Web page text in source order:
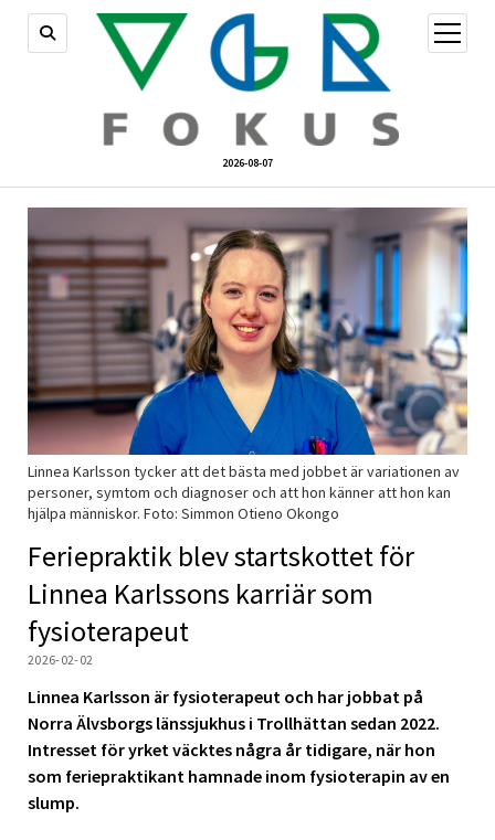
2026-08-07
öppna
meny
Linnea Karlsson tycker att det bästa med jobbet är variationen av
personer, symtom och diagnoser och att hon känner att hon kan
hjälpa människor. Foto: Simmon Otieno Okongo
Feriepraktik blev startskottet för
Linnea Karlssons karriär som
fysioterapeut
2026-02-02
Linnea Karlsson är fysioterapeut och har jobbat på
Norra Älvsborgs länssjukhusi Trollhättan sedan 2022.
Intresset för yrket väcktes några år tidigare, när hon
som feriepraktikant hamnade inom fysioterapin av en
slump.